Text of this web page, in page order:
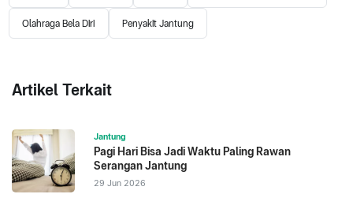
Olahraga Bela Diri Penyakit Jantung
Artikel Terkait
Jantung
Pagi Hari Bisa Jadi Waktu Paling Rawan
Serangan Jantung
29 Jun 2026